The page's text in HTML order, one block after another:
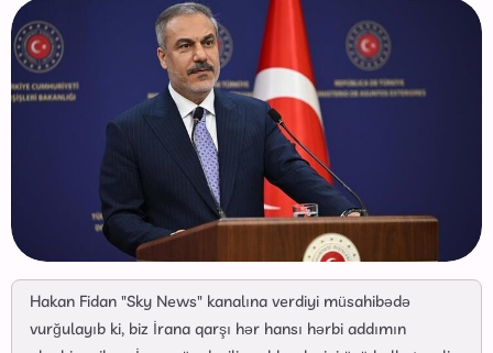
Hakan Fidan "Sky News" kanalına verdiyi müsahibədə
vurğulayıb ki, biz İrana qarşı hər hansı hərbi addımın